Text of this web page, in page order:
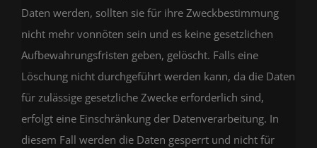
Daten werden, sollten sie für ihre Zweckbestimmung
nicht mehr vonnöten sein und es keine gesetzlichen
Aufbewahrungsfristen geben, gelöscht. Falls eine
Löschung nicht durchgeführt werden kann, da die Daten
für zulässige gesetzliche Zwecke erforderlich sind,
erfolgt eine Einschränkung der Datenverarbeitung. In
diesem Fall werden die Daten gesperrt und nicht für